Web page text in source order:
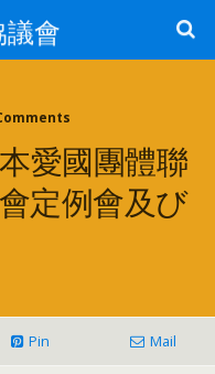
會
愛國團體聯
定例會及び
Pin Mail